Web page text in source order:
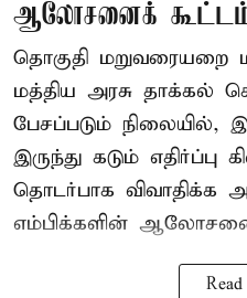
ஆலோசனைக்
தொகுதி மறுவரையறை
மத்திய அரசு தாக்கல்
பேசப்படும் நிலையில்,
இருந்து கடும் எதிர்ப்பு
தொடர்பாக விவாதிக்க
எம்பிக்களின்